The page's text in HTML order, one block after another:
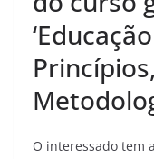
O interessado tem